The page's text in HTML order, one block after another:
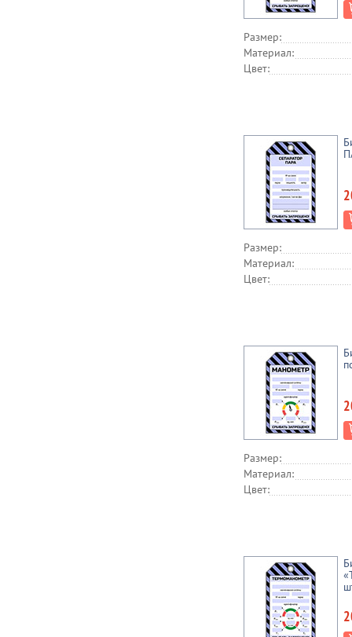
Размер:
Материал:
Цвет:
Размер:
Материал:
Цвет:
Размер:
Материал:
Цвет: